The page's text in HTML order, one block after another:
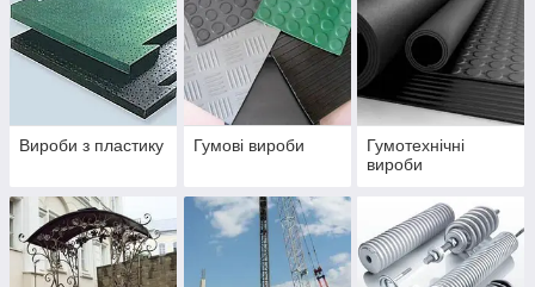
Вироби з пластику Гумові вироби
Гумотехнічні
вироби